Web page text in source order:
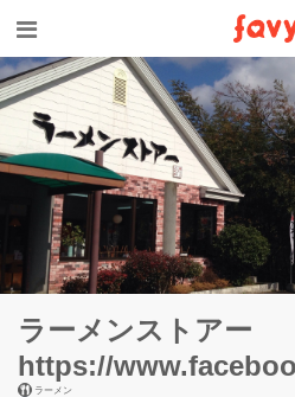
ラーメンストアー
https://
ラーメン